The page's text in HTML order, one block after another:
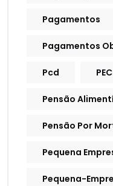
Pagamentos
Pagamentos
Pcd
Pensão
Pensão Por
Pequena
Pequena-